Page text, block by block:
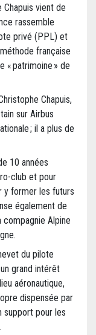
vient de
rassemble
privé (PPL) et
française
« patrimoine » de
Chapuis,
sur Airbus
; il a plus de
10 années
club et pour
y former les futurs
également de
compagnie Alpine
du pilote
grand intérêt
aéronautique,
dispensée par
support pour les